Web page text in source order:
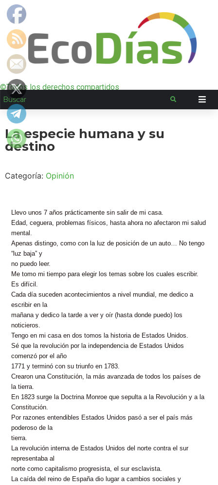
©Todos los derechos compartidos
La especie humana y su
destino
Categoría: Opinión
Llevo unos 7 años prácticamente sin salir de mi casa.
Edad, ceguera, problemas físicos, hasta ahora no afectaron mi salud
mental.
Apenas distingo, como con la luz de posición de un auto… No tengo
“luz baja” y
no puedo leer.
Me tomo mi tiempo para elegir los temas sobre los cuales escribir.
Es difícil.
Cada día suceden acontecimientos a nivel mundial, me dedico a
escribir en la
mañana y dedico la tarde a ver y oír (hasta donde puedo) los
noticieros.
Tengo en mi casa en dos tomos la historia de Estados Unidos.
Sé que la revolución por la independencia de Estados Unidos
comenzó por el año
1771 y terminó con su triunfo en 1783.
Crearon una Constitución, la más avanzada de todos los países de
la tierra.
En 1823 surge la Doctrina Monroe que sepulta a la Revolución y a la
Constitución.
Por razones entendibles Estados Unidos pasó a ser el país más
poderoso de la
tierra.
La revolución interna de Estados Unidos del norte contra el sur
representaba al
norte como capitalismo progresista, el sur esclavista.
La caída del reino de España dio lugar a cambios sociales y